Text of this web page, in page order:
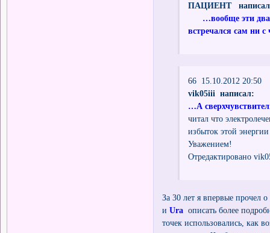
ПАЦИЕНТ
…вообще эти
встречался сам ни
66 15.10.2012 20:50
vik05iii написал:
…А
читал что
избыток этой
Уважением!
Отредактировано
За 30 лет я впервые прочел
иUra описать более
точек использовались, как